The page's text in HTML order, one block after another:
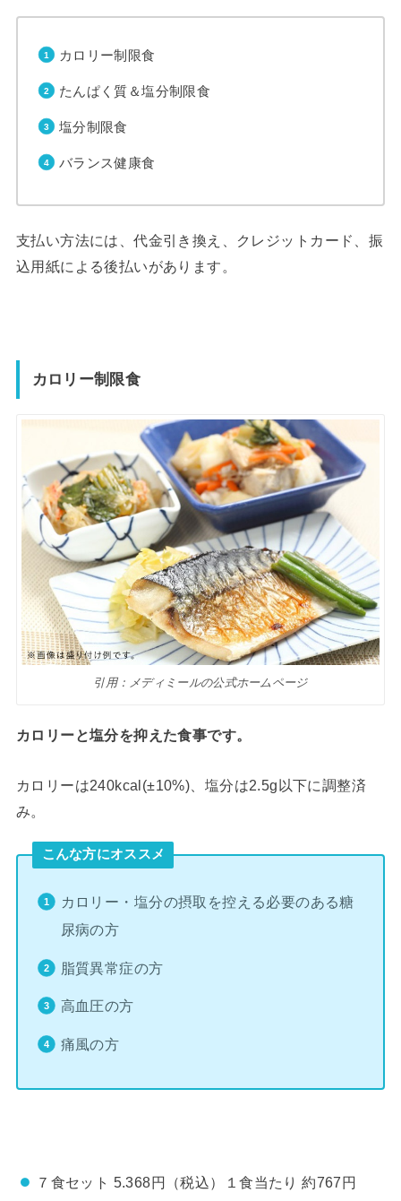
カロリー制限食
たんぱく質＆塩分制限食
塩分制限食
バランス健康食
支払い方法には、代金引き換え、クレジットカード、振
込用紙による後払いがあります。
カロリー制限食
引用：メディミールの公式ホームページ
カロリーと塩分を抑えた食事です。
カロリーは240kcal(±10%)、塩分は2.5g以下に調整済
み。
こんな方にオススメ
カロリー・塩分の摂取を控える必要のある糖
尿病の方
脂質異常症の方
高血圧の方
痛風の方
７食セット 5.368円（税込）１食当たり 約767円